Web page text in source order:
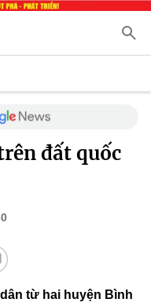
đất quốc
từ hai huyện Bình